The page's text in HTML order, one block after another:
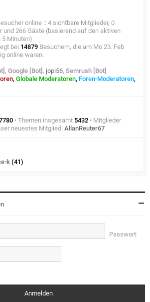
online :: 4 sichtbare Mitglieder, 0
und 266 Gäste (basierend auf den aktiven
5 Minuten)
bei 14879 Besuchern, die am Mo 23. Feb
online waren.
, Google [Bot] , jopi56, Semrush [Bot]
, Globale Moderatoren, Foren-Moderatoren,
• Themen insgesamt 5432 • Mitglieder
neuestes Mitglied: AllanReuter67
k(41)
Passwort: